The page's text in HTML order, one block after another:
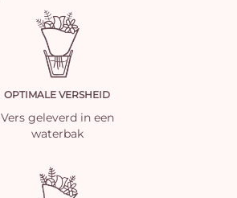
OPTIMALE VERSHEID
Vers geleverd in een
waterbak